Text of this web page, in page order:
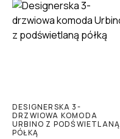
DESIGNERSKA 3-
DRZWIOWA KOMODA
URBINO Z PODŚWIETLANĄ
PÓŁKĄ